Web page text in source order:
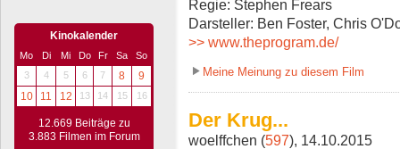
Kinokalender
Mo Di Mi Do Fr Sa
So
3
4 5 6 7 8
9
10
11 12 13 14 15 16
12.669 Beiträge zu
3.883 Filmen im Forum
Regie: Stephen Frears
Darsteller: Ben Foster, Chris
>> www.theprogram.de/
Meine Meinung zu diesem Film
Der Krug...
woelffchen (597), 14.10.2015